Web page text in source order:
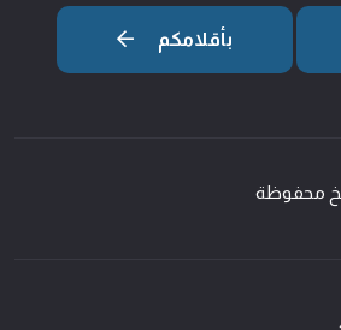
بأقلامكم